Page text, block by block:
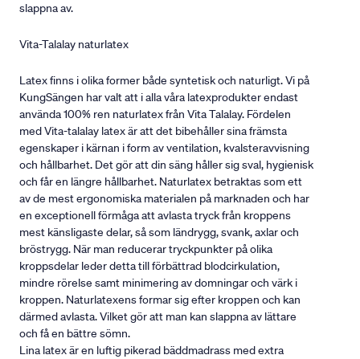
slappna av.
Vita-Talalay naturlatex
Latex finns i olika former både syntetisk och naturligt. Vi på
KungSängen har valt att i alla våra latexprodukter endast
använda 100% ren naturlatex från Vita Talalay. Fördelen
med Vita-talalay latex är att det bibehåller sina främsta
egenskaper i kärnan i form av ventilation, kvalsteravvisning
och hållbarhet. Det gör att din säng håller sig sval, hygienisk
och får en längre hållbarhet. Naturlatex betraktas som ett
av de mest ergonomiska materialen på marknaden och har
en exceptionell förmåga att avlasta tryck från kroppens
mest känsligaste delar, så som ländrygg, svank, axlar och
bröstrygg. När man reducerar tryckpunkter på olika
kroppsdelar leder detta till förbättrad blodcirkulation,
mindre rörelse samt minimering av domningar och värk i
kroppen. Naturlatexens formar sig efter kroppen och kan
därmed avlasta. Vilket gör att man kan slappna av lättare
och få en bättre sömn.
Lina latex är en luftig pikerad bäddmadrass med extra